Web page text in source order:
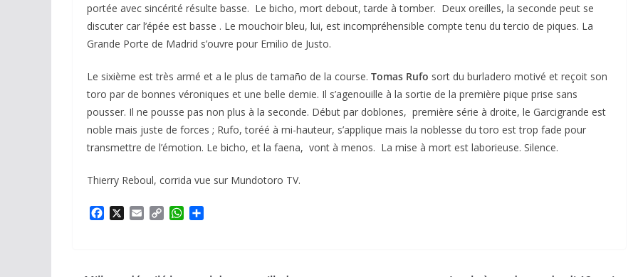
portée avec sincérité résulte basse. Le bicho, mort debout, tarde à tomber. Deux oreilles, la seconde peut se
discuter car l’épée est basse . Le mouchoir bleu, lui, est incompréhensible compte tenu du tercio de piques. La
Grande Porte de Madrid s’ouvre pour Emilio de Justo.
Le sixième est très armé et a le plus de tamaño de la course. Tomas Rufo sort du burladero motivé et reçoit son
toro par de bonnes véroniques et une belle demie. Il s’agenouille à la sortie de la première pique prise sans
pousser. Il ne pousse pas non plus à la seconde. Début par doblones, première série à droite, le Garcigrande est
noble mais juste de forces ; Rufo, toréé à mi-hauteur, s’applique mais la noblesse du toro est trop fade pour
transmettre de l’émotion. Le bicho, et la faena, vont à menos. La mise à mort est laborieuse. Silence.
Thierry Reboul, corrida vue sur Mundotoro TV.
W